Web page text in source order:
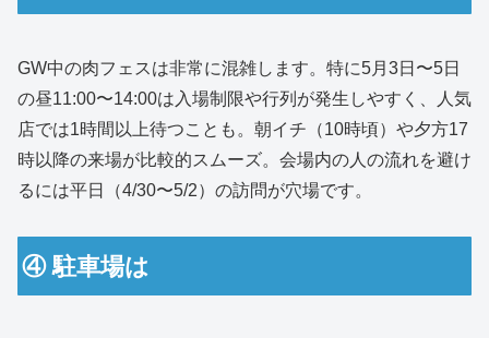
GW中の肉フェスは非常に混雑します。特に5月3日〜5日
の昼11:00〜14:00は入場制限や行列が発生しやすく、人気
店では1時間以上待つことも。朝イチ（10時頃）や夕方17
時以降の来場が比較的スムーズ。会場内の人の流れを避け
るには平日（4/30〜5/2）の訪問が穴場です。
④ 駐車場は